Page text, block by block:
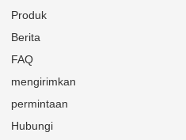
Produk
Berita
FAQ
mengirimkan
permintaan
Hubungi